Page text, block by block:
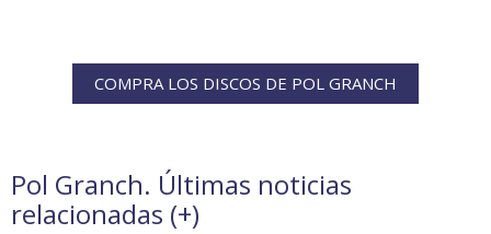
COMPRA LOS DISCOS DE POL GRANCH
Pol Granch. Últimas noticias
relacionadas (+)